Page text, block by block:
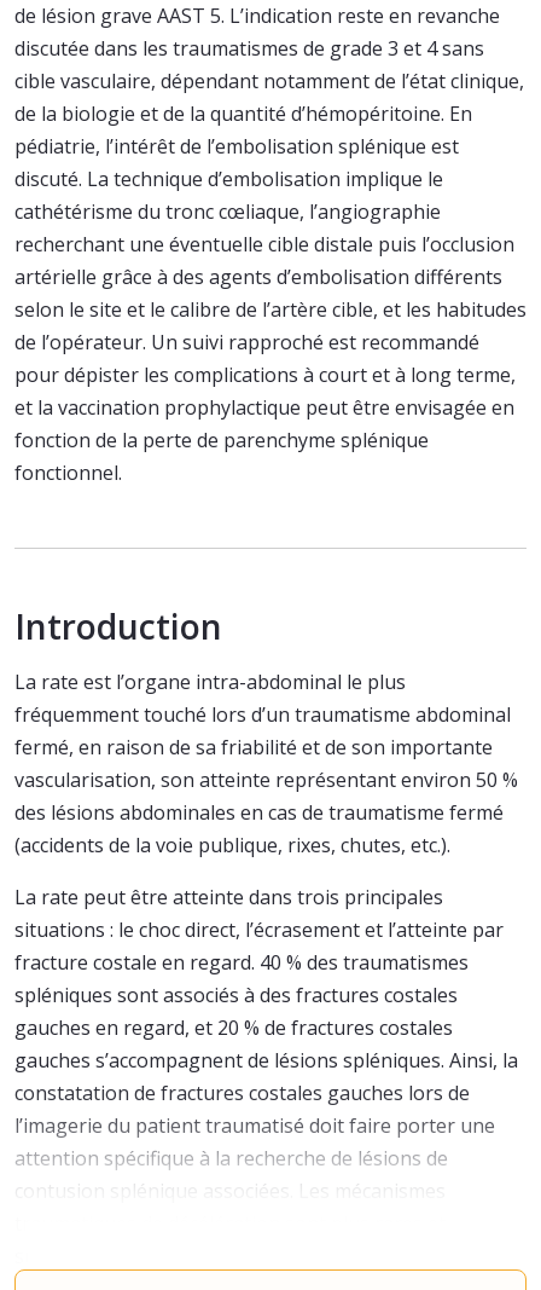
de lésion grave AAST 5. L’indication reste en revanche
discutée dans les traumatismes de grade 3 et 4 sans
cible vasculaire, dépendant notamment de l’état clinique,
de la biologie et de la quantité d’hémopéritoine. En
pédiatrie, l’intérêt de l’embolisation splénique est
discuté. La technique d’embolisation implique le
cathétérisme du tronc cœliaque, l’angiographie
recherchant une éventuelle cible distale puis l’occlusion
artérielle grâce à des agents d’embolisation différents
selon le site et le calibre de l’artère cible, et les habitudes
de l’opérateur. Un suivi rapproché est recommandé
pour dépister les complications à court et à long terme,
et la vaccination prophylactique peut être envisagée en
fonction de la perte de parenchyme splénique
fonctionnel.
Introduction
La rate est l’organe intra-abdominal le plus
fréquemment touché lors d’un traumatisme abdominal
fermé, en raison de sa friabilité et de son importante
vascularisation, son atteinte représentant environ 50 %
des lésions abdominales en cas de traumatisme fermé
(accidents de la voie publique, rixes, chutes, etc.).
La rate peut être atteinte dans trois principales
situations : le choc direct, l’écrasement et l’atteinte par
fracture costale en regard. 40 % des traumatismes
spléniques sont associés à des fractures costales
gauches en regard, et 20 % de fractures costales
gauches s’accompagnent de lésions spléniques. Ainsi, la
constatation de fractures costales gauches lors de
l’imagerie du patient traumatisé doit faire porter une
attention spécifique à la recherche de lésions de
contusion splénique associées. Les mécanismes